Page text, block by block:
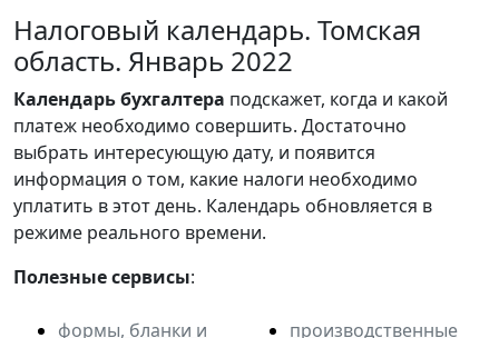
Налоговый календарь. Томская
область. Январь 2022
Календарьбухгалтера подскажет, когда и какой
платеж необходимо совершить. Достаточно
выбрать интересующую дату, и появится
информация о том, какие налоги необходимо
уплатить в этот день. Календарь обновляется в
режиме реального времени.
Полезные сервисы:
формы, бланки и
производственные